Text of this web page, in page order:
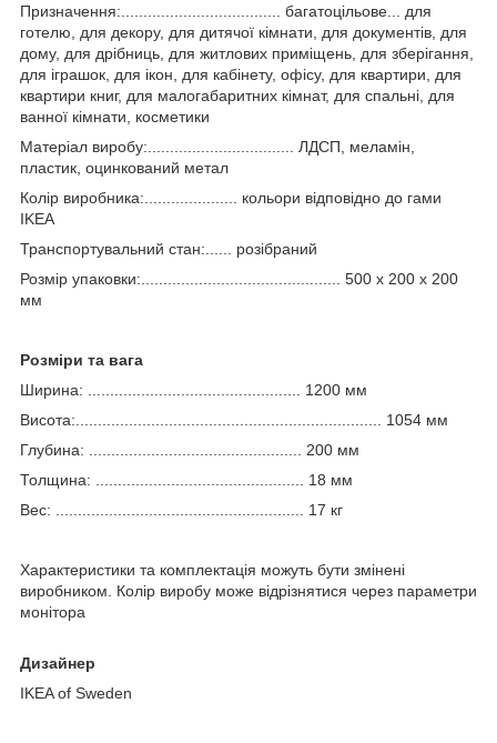
Призначення:.................................... багатоцільове... для
готелю, для декору, для дитячої кімнати, для документів, для
дому, для дрібниць, для житлових приміщень, для зберігання,
для іграшок, для ікон, для кабінету, офісу, для квартири, для
квартири книг, для малогабаритних кімнат, для спальні, для
ванної кімнати, косметики
Матеріал виробу:................................. ЛДСП, меламін,
пластик, оцинкований метал
Колір виробника:..................... кольори відповідно до гами
IKEA
Транспортувальний стан:...... розібраний
Розмір упаковки:............................................. 500 x 200 x 200
мм
Розміри та вага
Ширина: ................................................ 1200 мм
Висота:..................................................................... 1054 мм
Глубина: ................................................ 200 мм
Толщина: ............................................... 18 мм
Вес: ........................................................ 17 кг
Характеристики та комплектація можуть бути змінені
виробником. Колір виробу може відрізнятися через параметри
монітора
Дизайнер
IKEA of Sweden